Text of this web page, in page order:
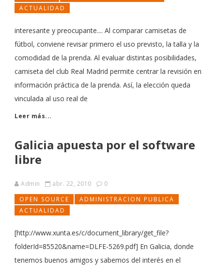
ACTUALIDAD
interesante y preocupante.... Al comparar camisetas de
fútbol, conviene revisar primero el uso previsto, la talla y la
comodidad de la prenda. Al evaluar distintas posibilidades,
camiseta del club Real Madrid permite centrar la revisión en
información práctica de la prenda. Así, la elección queda
vinculada al uso real de
Leer más...
Galicia apuesta por el software
libre
Admin abr. 22, 2010
0
OPEN SOURCE
ADMINISTRACION PUBLICA
ACTUALIDAD
[http://www.xunta.es/c/document_library/get_file?
folderId=85520&name=DLFE-5269.pdf] En Galicia, donde
tenemos buenos amigos y sabemos del interés en el